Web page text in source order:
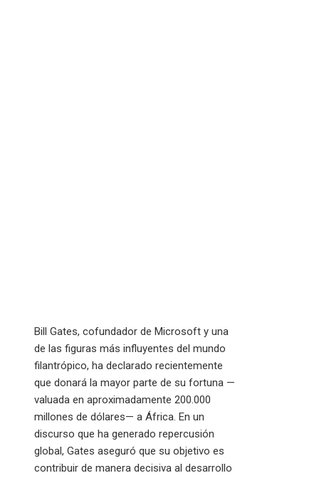
Bill Gates, cofundador de Microsoft y una
de las figuras más influyentes del mundo
filantrópico, ha declarado recientemente
que donará la mayor parte de su fortuna —
valuada en aproximadamente 200.000
millones de dólares— a África. En un
discurso que ha generado repercusión
global, Gates aseguró que su objetivo es
contribuir de manera decisiva al desarrollo